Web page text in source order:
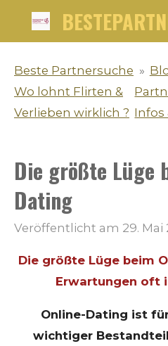
Beste Partnersuche
Wo lohnt Flirten &
Verlieben wirklich ?
»
Infos
Die größte Lüge
Dating
Veröffentlicht am 29. Mai
Die größte Lüge beim
Erwartungen oft
Online-Dating ist
wichtiger